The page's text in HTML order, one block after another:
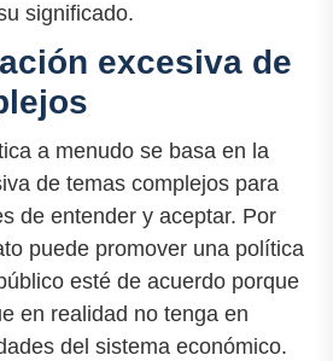
significado.
excesiva de
a menudo se basa en la
de temas complejos para
de entender y aceptar. Por
puede promover una política
esté de acuerdo porque
en realidad no tenga en
del sistema económico.